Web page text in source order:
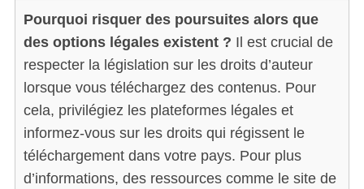
Pourquoi risquer des poursuites alors que
des options légales existent ? Il est crucial de
respecter la législation sur les droits d’auteur
lorsque vous téléchargez des contenus. Pour
cela, privilégiez les plateformes légales et
informez-vous sur les droits qui régissent le
téléchargement dans votre pays. Pour plus
d’informations, des ressources comme le site de